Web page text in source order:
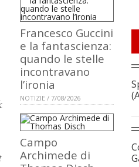
Francesco Guccini
e la fantascienza:
quando le stelle
incontravano
l’ironia
NOTIZIE / 7/08/2026
Campo
Archimede di